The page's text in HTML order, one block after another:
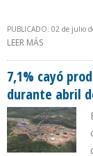
PUBLICADO: 02 de julio
LEER MÁS
7,1% cayó
durante abril